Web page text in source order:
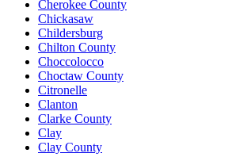
Cherokee County
Chickasaw
Childersburg
Chilton County
Choccolocco
Choctaw County
Citronelle
Clanton
Clarke County
Clay
Clay County